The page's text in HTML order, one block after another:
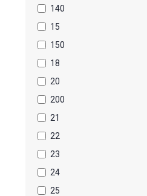
140
15
150
18
20
200
21
22
23
24
25